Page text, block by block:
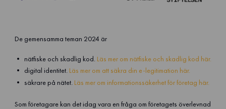
De gemensamma teman 2024 är
nätfiske och skadlig kod. Läs mer om nätfiske och skadlig kod här.
digital identitet. Läs mer om att säkra din e-legitimation här.
säkrare på nätet. Läs mer om informationssäkerhet för företag här.
Som företagare kan det idag vara en fråga om företagets överlevnad